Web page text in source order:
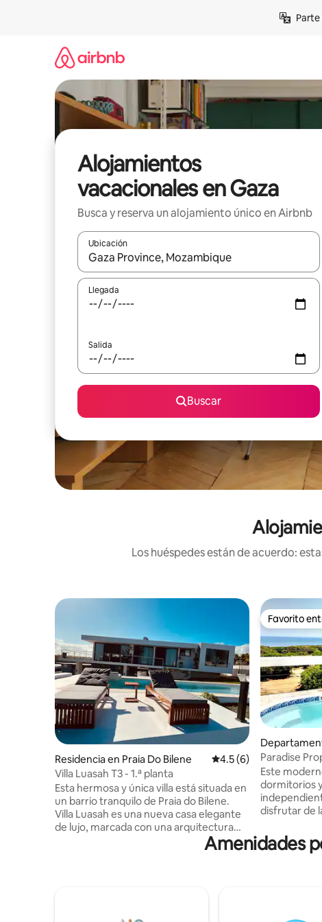
Alojamientos
vacacionales en Gaza
Busca y reserva un alojamiento único en Airbnb
Ubicación
Cuando los resultados estén disponibles, podrás
Llegada
Salida
Buscar
Los huéspedes están de acuerdo:
Residencia en Praia Do Bilene Calificación promedio:
4.5 (6)
Villa Luasah T3 - 1.ª planta
Esta hermosa y única villa está situada en
un barrio tranquilo de Praia do Bilene.
Villa Luasah es una nueva casa elegante
de lujo, marcada con una arquitectura
moderna y impresionantes vistas
panorámicas de la playa en la parte
centro de Bilene Village, pero lo
Favorito
Favorito
rict
Paradise
Este
dormitorios
disfrutar de
abierta y su
La cabaña
Amenidades